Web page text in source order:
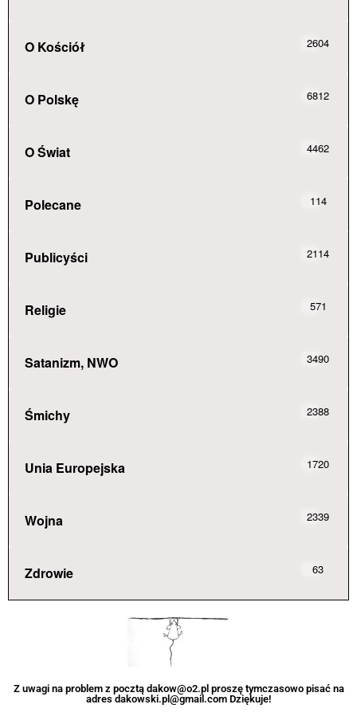
O Kościół 2604
O Polskę 6812
O Świat 4462
Polecane 114
Publicyści 2114
Religie 571
Satanizm, NWO 3490
Śmichy 2388
Unia Europejska 1720
Wojna 2339
Zdrowie 63
Z uwagi na problem z pocztą dakow@o2.pl proszę tymczasowo pisać na
adres dakowski.pl@gmail.com Dziękuje!